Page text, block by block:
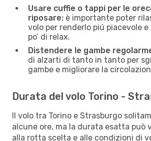
Usare cuffie o tappi per le
riposare: è importante poter
volo per renderlo piú piacevole
po’ di relax.
Distendere le gambe
di alzarti di tanto in tanto per
gambe e migliorare la
Durata del volo Torino -
Il volo tra Torino e Strasburgo
alcune ore, ma la durata esatta può
alla rotta scelta e alle condizioni di